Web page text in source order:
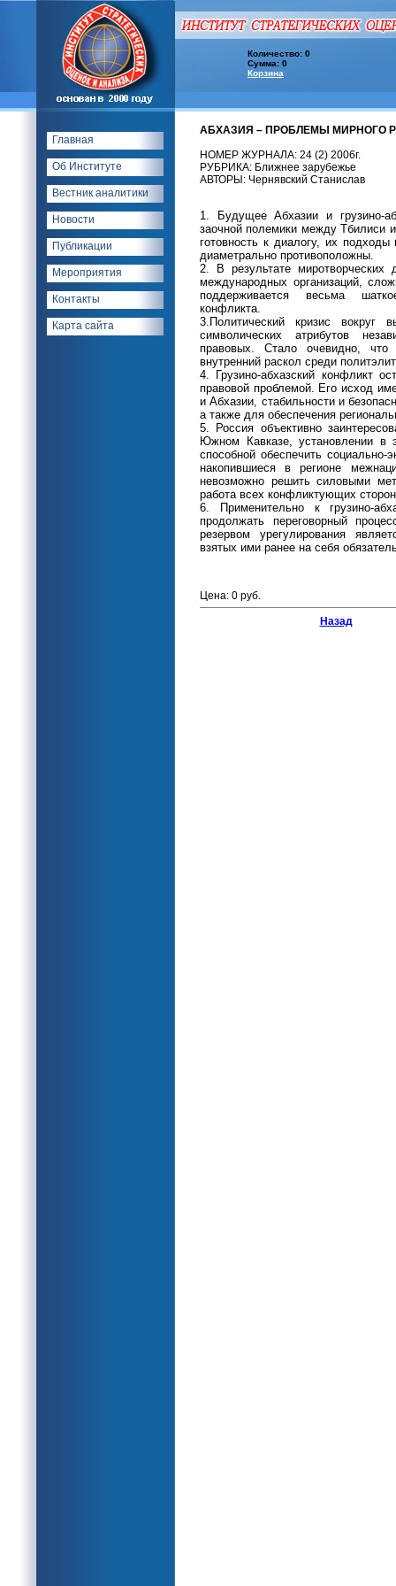
Количество: 0
Сумма: 0
Корзина
Главная
Об Институте
Вестник аналитики
Новости
Публикации
Мероприятия
Контакты
Карта сайта
АБХАЗИЯ – ПРОБЛЕМЫ МИРНОГО
НОМЕР ЖУРНАЛА: 24 (2) 2006г.
РУБРИКА: Ближнее зарубежье
АВТОРЫ: Чернявский Станислав
1. Будущее Абхазии и грузино-
заочной полемики между Тбилиси
готовность к диалогу, их
диаметрально противоположны.
2. В результате
международных организаций,
поддерживается весьма
конфликта.
3.Политический кризис вокруг
символических атрибутов
правовых. Стало очевидно, что
внутренний раскол среди
4. Грузино-абхазский конфликт
правовой проблемой. Его исход
и Абхазии, стабильности и
а также для обеспечения
5. Россия объективно
Южном Кавказе, установлении в
способной обеспечить социально-
накопившиеся в регионе
невозможно решить силовыми
работа всех конфликтующих
6. Применительно к грузино-
продолжать переговорный
резервом урегулирования
взятых ими ранее на себя
Цена: 0 руб.
Назад